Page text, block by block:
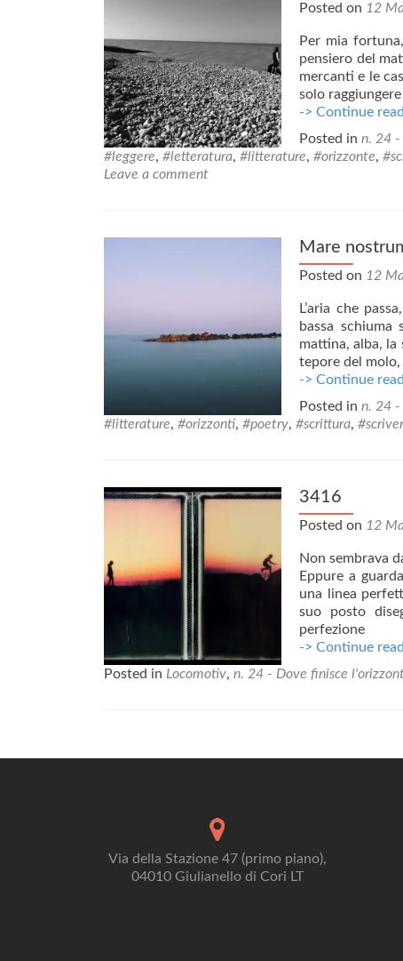
Posted on 12
Per mia
pensiero del
mercanti e le
solo
-> Continue
Posted in n. 24 -
#leggere, #letteratura, #litterature, #orizzonte,
Leave a comment
Mare
Posted on 12
L’aria che
bassa schiuma
mattina, alba, la
tepore del
-> Continue
Posted in n. 24 -
#litterature, #orizzonti, #poetry, #scrittura,
3416
Posted on 12
Non sembrava
Eppure a
una linea
suo posto
perfezione
-> Continue
Posted in Locomotiv, n. 24 - Dove finisce
Posts
Via della Stazione 47 (primo piano),
04010 Giulianello di Cori LT